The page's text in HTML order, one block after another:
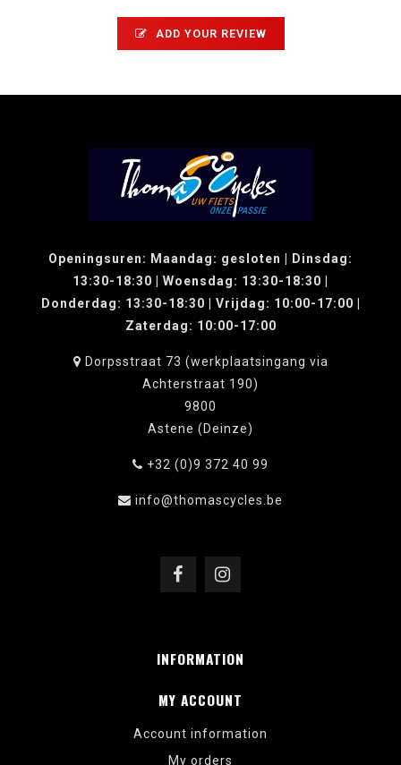
ADD YOUR REVIEW
Openingsuren: Maandag: gesloten | Dinsdag:
13:30-18:30 | Woensdag: 13:30-18:30 |
Donderdag: 13:30-18:30 | Vrijdag: 10:00-17:00 |
Zaterdag: 10:00-17:00
Dorpsstraat 73 (werkplaatsingang via
Achterstraat 190)
9800
Astene (Deinze)
+32 (0)9 372 40 99
info@thomascycles.be
INFORMATION
MY ACCOUNT
Account information
My orders